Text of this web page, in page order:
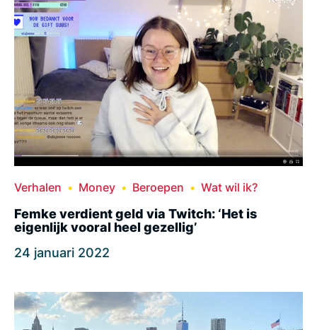
Verhalen Money Beroepen Wat wil ik?
Femke verdient geld via Twitch: ‘Het is
eigenlijk vooral heel gezellig’
24 januari 2022